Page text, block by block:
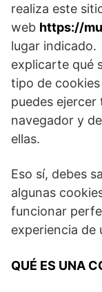
realiza este
web https://
lugar
explicarte qué
tipo de
puedes
navegador y
ellas.
Eso sí, debes
algunas
funcionar
experiencia de
QUÉ ES UNA